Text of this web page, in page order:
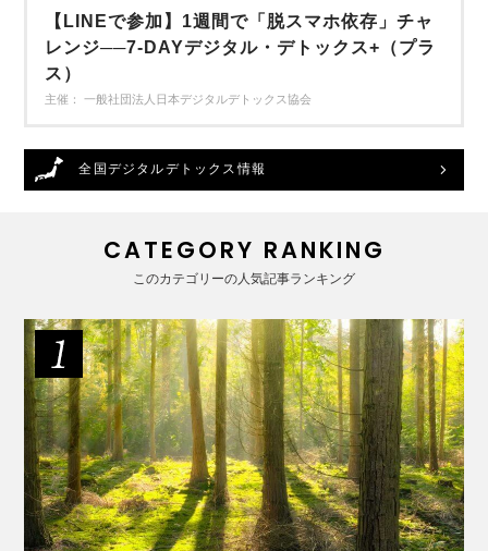
【LINEで参加】1週間で「脱スマホ依存」チャ
レンジ──7-DAYデジタル・デトックス+（プラ
ス）
主催： 一般社団法人日本デジタルデトックス協会
全国デジタルデトックス情報
CATEGORY RANKING
このカテゴリーの人気記事ランキング